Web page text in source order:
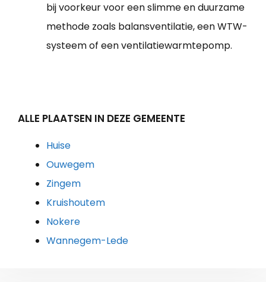
bij voorkeur voor een slimme en duurzame
methode zoals balansventilatie, een WTW-
systeem of een ventilatiewarmtepomp.
ALLE PLAATSEN IN DEZE GEMEENTE
Huise
Ouwegem
Zingem
Kruishoutem
Nokere
Wannegem-Lede